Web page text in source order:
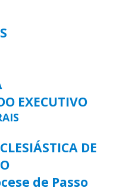
EXECUTIVO
DE
de Passo